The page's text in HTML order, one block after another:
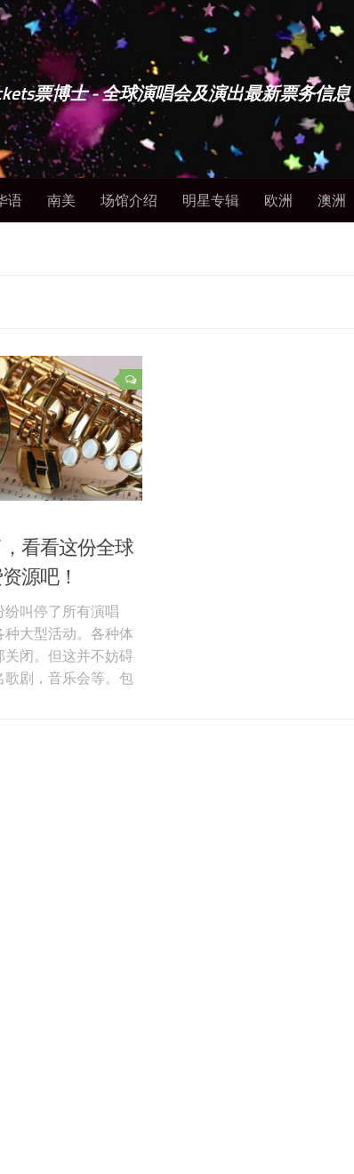
票博士 - 全球演唱会及演出最新票务信息
语 南美 场馆介绍 明星专辑 欧洲 澳洲
看看这份全球
源吧！
叫停了所有演唱
大型活动。各种体
闭。但这并不妨碍
剧，音乐会等。包